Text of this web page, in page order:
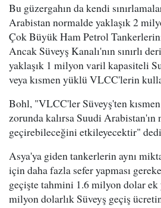
Bu güzergahın da kendi
Arabistan normalde yaklaşık 2
Çok Büyük Ham Petrol
Ancak Süveyş Kanalı'nın sınırlı
yaklaşık 1 milyon varil kapasiteli
veya kısmen yüklü VLCC'lerin
Bohl, "VLCC'ler Süveyş'ten
zorunda kalırsa Suudi Arabistan'ın
geçirebileceğini etkileyecektir"
Asya'ya giden tankerlerin aynı
için daha fazla sefer yapması
geçişte tahmini 1.6 milyon dolar ek
milyon dolarlık Süveyş geçiş